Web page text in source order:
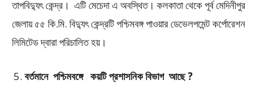
তাপবিদ্যুৎ কেন্দ্র। এটি মেচেদা এ অবস্থিত। কলকাতা থেকে পূর্ব মেদিনীপুর
জেলায় ৫৫ কি.মি. বিদ্যুৎ কেন্দ্রটি পশ্চিমবঙ্গ পাওয়ার ডেভেলপমেন্ট কর্পোরেশন
লিমিটেড দ্বারা পরিচালিত হয়।
বর্তমানে পশ্চিমবঙ্গে কয়টি প্রশাসনিক বিভাগ আছে ?